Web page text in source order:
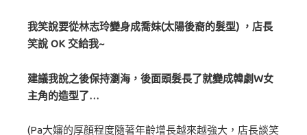
我笑說要從林志玲變身成喬妹(太陽後裔的髮型) ，店長
笑說 OK 交給我~
建議我說之後保持瀏海，後面頭髮長了就變成韓劇W女
主角的造型了…
(Pa大嬸的厚顏程度隨著年齡增長越來越強大，店長談笑